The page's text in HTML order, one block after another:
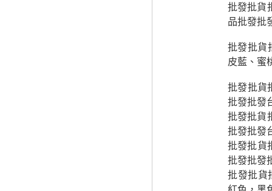
批發批貨
品批發批
批發批貨
皮藍、蜜
批發批貨
批發批發
批發批貨
批發批發
批發批貨
批發批發
批發批貨